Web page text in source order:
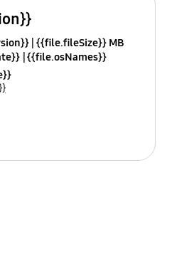
{{file.fileSize}} MB
{{file.osNames}}